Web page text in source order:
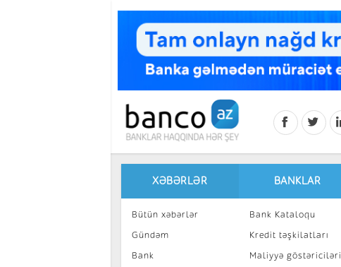
XƏBƏRLƏR
Bütün xəbərlər
Gündəm
Bank
BANKLAR
Bank Kataloqu
Kredit təşkilatları
Maliyyə göstəriciləri